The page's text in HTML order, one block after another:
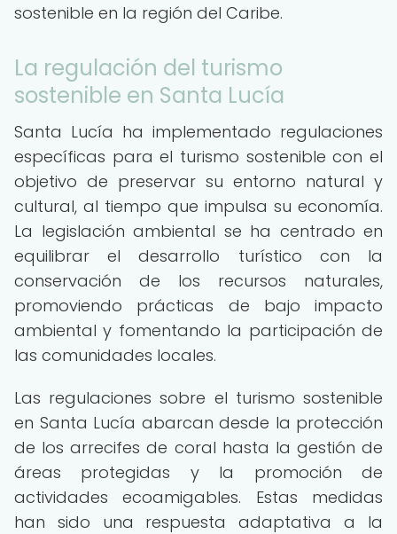
sostenible en la región del Caribe.
La regulación del turismo
sostenible en Santa Lucía
Santa Lucía ha implementado regulaciones
específicas para el turismo sostenible con el
objetivo de preservar su entorno natural y
cultural, al tiempo que impulsa su economía.
La legislación ambiental se ha centrado en
equilibrar el desarrollo turístico con la
conservación de los recursos naturales,
promoviendo prácticas de bajo impacto
ambiental y fomentando la participación de
las comunidades locales.
Las regulaciones sobre el turismo sostenible
en Santa Lucía abarcan desde la protección
de los arrecifes de coral hasta la gestión de
áreas protegidas y la promoción de
actividades ecoamigables. Estas medidas
han sido una respuesta adaptativa a la